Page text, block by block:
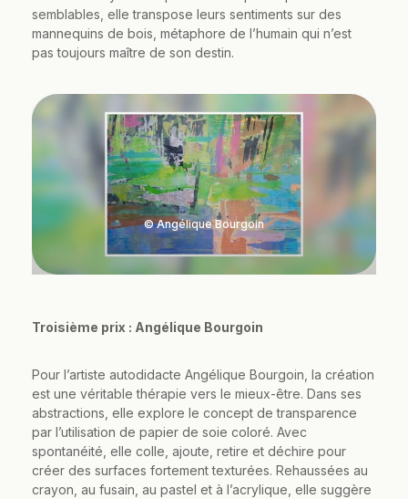
semblables, elle transpose leurs sentiments sur des
mannequins de bois, métaphore de l’humain qui n’est
pas toujours maître de son destin.
© Angélique Bourgoin
Troisième prix : Angélique Bourgoin
Pour l’artiste autodidacte Angélique Bourgoin, la création
est une véritable thérapie vers le mieux-être. Dans ses
abstractions, elle explore le concept de transparence
par l’utilisation de papier de soie coloré. Avec
spontanéité, elle colle, ajoute, retire et déchire pour
créer des surfaces fortement texturées. Rehaussées au
crayon, au fusain, au pastel et à l’acrylique, elle suggère